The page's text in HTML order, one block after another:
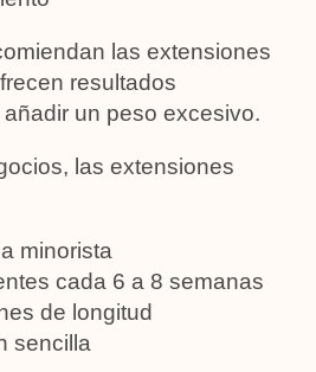
las extensiones
resultados
un peso excesivo.
las extensiones
minorista
cada 6 a 8 semanas
de longitud
sencilla